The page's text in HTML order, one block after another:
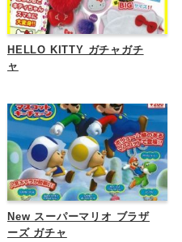
HELLO KITTY ガチャガチ
ャ
New スーパーマリオ ブラザ
ーズ ガチャ